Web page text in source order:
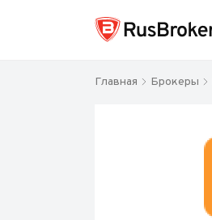
Главная Брокеры